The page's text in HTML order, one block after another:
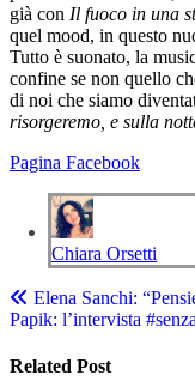
già con Il fuoco in una
quel mood, in questo
Tutto è suonato, la
confine se non quello
di noi che siamo
risorgeremo, e sulla
Pagina Facebook
Chiara Orsetti
Navigazione
articoli
Elena Sanchi:
Papik: l’intervista
Related Post